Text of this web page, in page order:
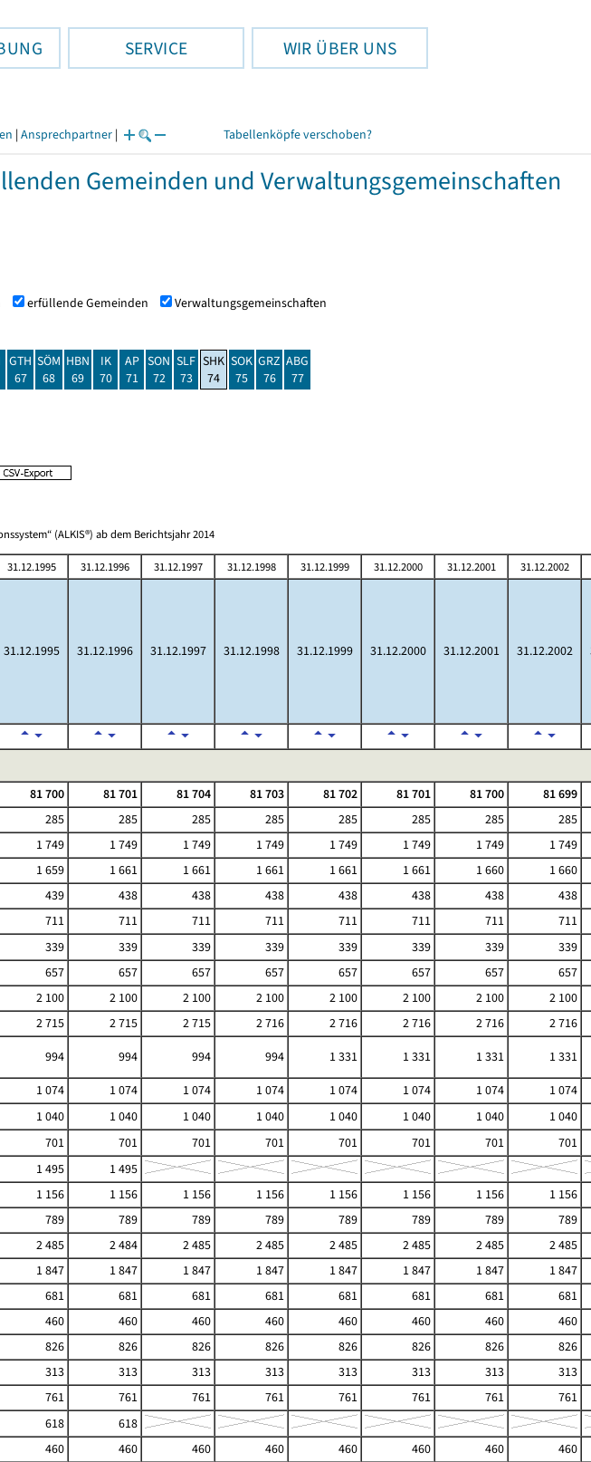
SERVICE WIR ÜBER UNS
| Ansprechpartner | Tabellenköpfe verschoben?
Gemeinden und Verwaltungsgemeinschaften
erfüllende Gemeinden Verwaltungsgemeinschaften
GTH
67
SÖM
68
HBN
69
IK
70
AP
71
SON
72
SLF
73
SHK
74
SOK
75
GRZ
76
ABG
77
(ALKIS®) ab dem Berichtsjahr 2014
31.12.1995 31.12.1996 31.12.1997 31.12.1998 31.12.1999 31.12.2000 31.12.2001 31.12.2002
31.12.1995 31.12.1996 31.12.1997 31.12.1998 31.12.1999 31.12.2000 31.12.2001 31.12.2002
81 700 81 701 81 704 81 703 81 702 81 701 81 700
81 699
285 285 285 285 285 285 285
285
1 749 1 749 1 749 1 749 1 749 1 749 1 749
1 749
1 659 1 661 1 661 1 661 1 661 1 661 1 660
1 660
439 438 438 438 438 438 438
438
711 711 711 711 711 711 711
711
339 339 339 339 339 339 339
339
657 657 657 657 657 657 657
657
2 100 2 100 2 100 2 100 2 100 2 100 2 100
2 100
2 715 2 715 2 715 2 716 2 716 2 716 2 716
2 716
994 994 994 994 1 331 1 331 1 331
1 331
1 074 1 074 1 074 1 074 1 074 1 074 1 074
1 074
1 040 1 040 1 040 1 040 1 040 1 040 1 040
1 040
701 701 701 701 701 701 701
701
1 495
1 495
1 156 1 156 1 156 1 156 1 156 1 156 1 156
1 156
789 789 789 789 789 789 789
789
2 485 2 484 2 485 2 485 2 485 2 485 2 485
2 485
1 847 1 847 1 847 1 847 1 847 1 847 1 847
1 847
681 681 681 681 681 681 681
681
460 460 460 460 460 460 460
460
826 826 826 826 826 826 826
826
313 313 313 313 313 313 313
313
761 761 761 761 761 761 761
761
618
618
460 460 460 460 460 460 460
460